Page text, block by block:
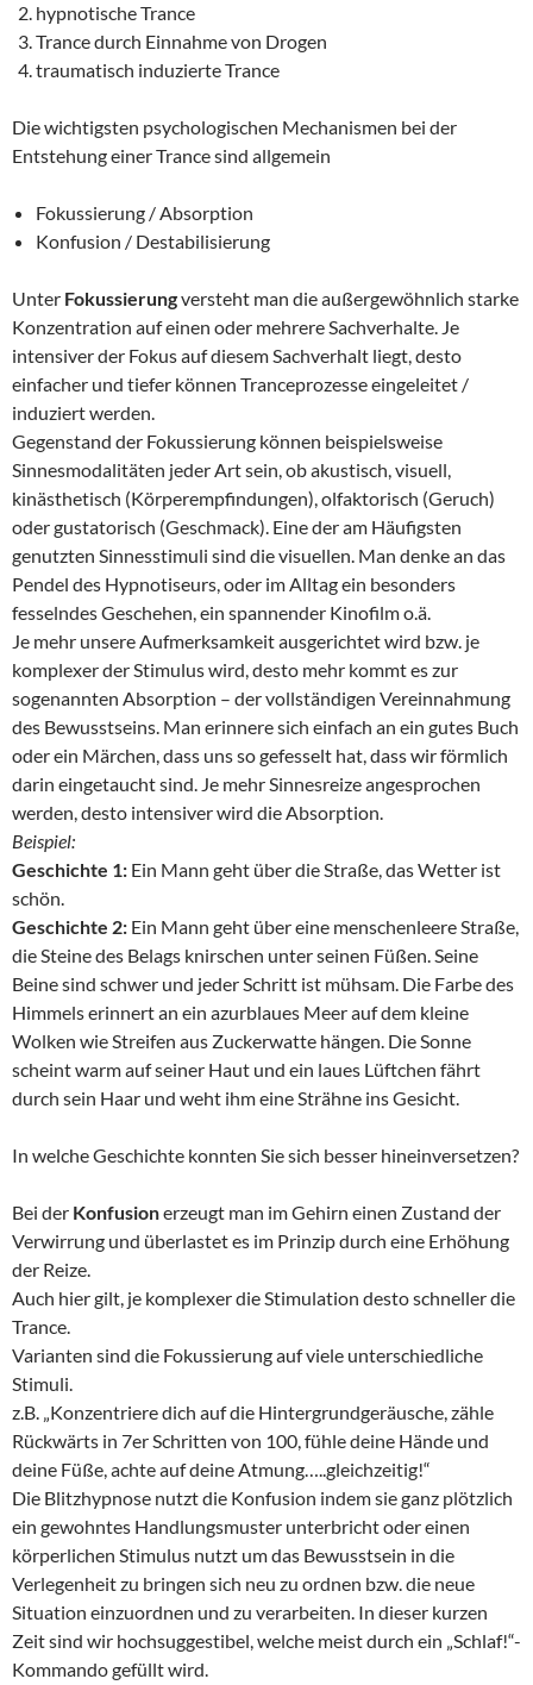
hypnotische Trance
Trance durch Einnahme von Drogen
traumatisch induzierte Trance
Die wichtigsten psychologischen Mechanismen bei der
Entstehung einer Trance sind allgemein
Fokussierung / Absorption
Konfusion / Destabilisierung
Unter Fokussierungversteht man die außergewöhnlich starke
Konzentration auf einen oder mehrere Sachverhalte. Je
intensiver der Fokus auf diesem Sachverhalt liegt, desto
einfacher und tiefer können Tranceprozesse eingeleitet /
induziert werden.
Gegenstand der Fokussierung können beispielsweise
Sinnesmodalitäten jeder Art sein, ob akustisch, visuell,
kinästhetisch (Körperempfindungen), olfaktorisch (Geruch)
oder gustatorisch (Geschmack). Eine der am Häufigsten
genutzten Sinnesstimuli sind die visuellen. Man denke an das
Pendel des Hypnotiseurs, oder im Alltag ein besonders
fesselndes Geschehen, ein spannender Kinofilm o.ä.
Je mehr unsere Aufmerksamkeit ausgerichtet wird bzw. je
komplexer der Stimulus wird, desto mehr kommt es zur
sogenannten Absorption – der vollständigen Vereinnahmung
des Bewusstseins. Man erinnere sich einfach an ein gutes Buch
oder ein Märchen, dass uns so gefesselt hat, dass wir förmlich
darin eingetaucht sind. Je mehr Sinnesreize angesprochen
werden, desto intensiver wird die Absorption.
Beispiel:
Geschichte 1: Ein Mann geht über die Straße, das Wetter ist
schön.
Geschichte 2: Ein Mann geht über eine menschenleere Straße,
die Steine des Belags knirschen unter seinen Füßen. Seine
Beine sind schwer und jeder Schritt ist mühsam. Die Farbe des
Himmels erinnert an ein azurblaues Meer auf dem kleine
Wolken wie Streifen aus Zuckerwatte hängen. Die Sonne
scheint warm auf seiner Haut und ein laues Lüftchen fährt
durch sein Haar und weht ihm eine Strähne ins Gesicht.
In welche Geschichte konnten Sie sich besser hineinversetzen?
Bei der Konfusionerzeugt man im Gehirn einen Zustand der
Verwirrung und überlastet es im Prinzip durch eine Erhöhung
der Reize.
Auch hier gilt, je komplexer die Stimulation desto schneller die
Trance.
Varianten sind die Fokussierung auf viele unterschiedliche
Stimuli.
z.B. „Konzentriere dich auf die Hintergrundgeräusche, zähle
Rückwärts in 7er Schritten von 100, fühle deine Hände und
deine Füße, achte auf deine Atmung…..gleichzeitig!“
Die Blitzhypnose nutzt die Konfusion indem sie ganz plötzlich
ein gewohntes Handlungsmuster unterbricht oder einen
körperlichen Stimulus nutzt um das Bewusstsein in die
Verlegenheit zu bringen sich neu zu ordnen bzw. die neue
Situation einzuordnen und zu verarbeiten. In dieser kurzen
Zeit sind wir hochsuggestibel, welche meist durch ein „Schlaf!“-
Kommando gefüllt wird.